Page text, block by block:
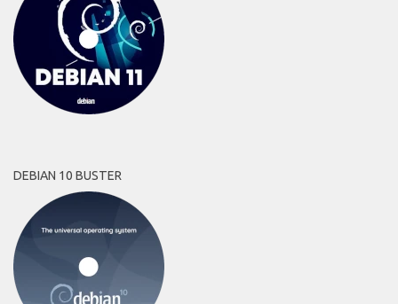
DEBIAN 10 BUSTER